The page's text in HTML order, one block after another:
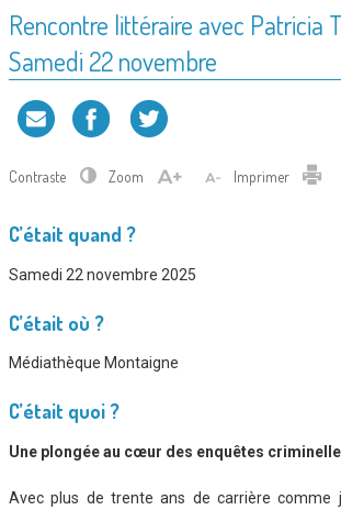
Rencontre littéraire avec Patricia
Samedi 22 novembre
Contraste Zoom Imprimer
C’était quand ?
Samedi 22 novembre 2025
C’était où ?
Médiathèque Montaigne
C’était quoi ?
Une plongée au cœur des enquêtes
Avec plus de trente ans de carrière comme